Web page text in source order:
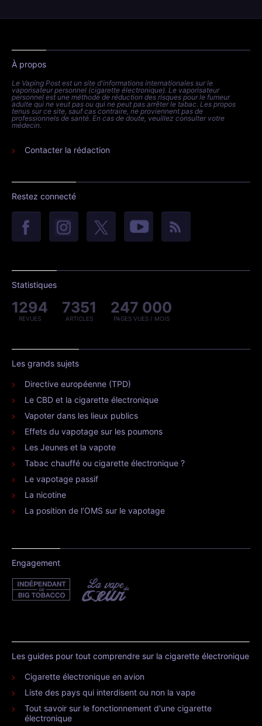
À propos
Le Vaping Post est un site d'informations internationales sur le
vaporisateur personnel (cigarette électronique). Le vaporisateur
personnel est une méthode de réduction des risques pour le fumeur
adulte qui ne veut pas ou qui ne peut pas arrêter le tabac. Les propos
tenus sur ce site, sauf cas contraire, ne proviennent pas de
professionnels de santé. En cas de doute, veuillez consulter votre
médecin.
Contacter la rédaction
Restez connecté
Statistiques
1294
REVUES
7351
ARTICLES
247 000
PAGES VUES / MOIS
Les grands sujets
Directive européenne (TPD)
Le CBD et la cigarette électronique
Vapoter dans les lieux publics
Effets du vapotage sur les poumons
Les Jeunes et la vapote
Tabac chauffé ou cigarette électronique ?
Le vapotage passif
La nicotine
La position de l’OMS sur le vapotage
Engagement
Les guides pour tout comprendre sur la cigarette électronique
Cigarette électronique en avion
Liste des pays qui interdisent ou non la vape
Tout savoir sur le fonctionnement d'une cigarette
électronique